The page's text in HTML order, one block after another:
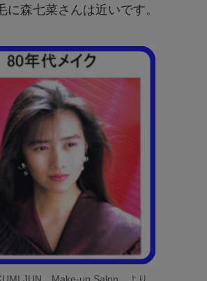
に森七菜さんは近いです。